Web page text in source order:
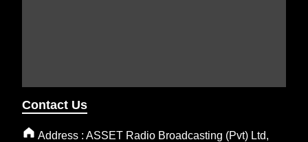
Contact Us
Address : ASSET Radio Broadcasting (Pvt) Ltd,